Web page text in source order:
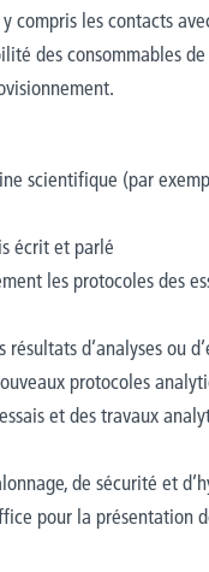
compris les contacts
des consommables
scientifique (par
écrit et parlé
les protocoles des
d’analyses ou
protocoles
et des travaux
de sécurité et
pour la présentation